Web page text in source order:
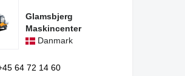
Glamsbjerg
Maskincenter
Danmark
64 72 14 60